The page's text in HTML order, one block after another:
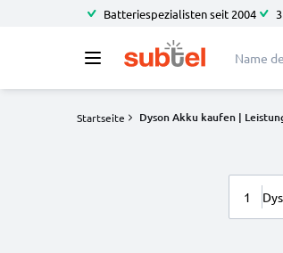
Batteriespezialisten seit 2004
Startseite Dyson Akku kaufen |
1